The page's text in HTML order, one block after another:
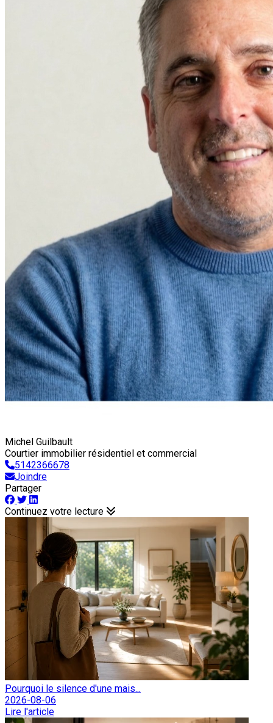
Michel Guilbault
Courtier immobilier résidentiel et commercial
5142366678
Joindre
Partager
Continuez votre lecture
Pourquoi le silence d'une mais...
2026-08-06
Lire l'article